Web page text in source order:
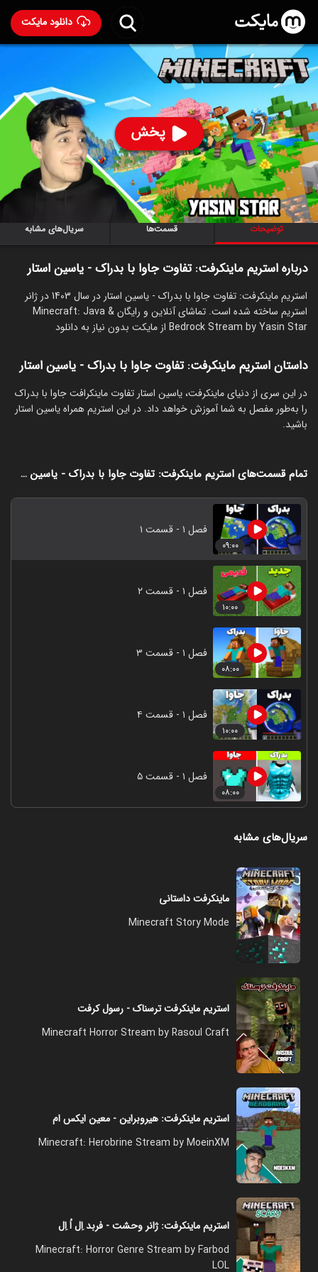
دانلود مایکت
پخش
استریم ماینکرفت: تفاوت جاوا با بدراک - یاسین استار
1403
۷۳ 67 % یاسین استار
ساخت ایران سال 1403
رده سنی ۱۳+
استریم
توضیحات قسمت‌ها سریال‌های مشابه
درباره استریم ماینکرفت: تفاوت جاوا با بدراک - یاسین استار
استریم ماینکرفت: تفاوت جاوا با بدراک - یاسین استار در سال 1403 در ژانر
استریم ساخته شده است. تماشای آنلاین و رایگان Minecraft: Java &
Bedrock Stream by Yasin Star از مایکت بدون نیاز به دانلود
داستان استریم ماینکرفت: تفاوت جاوا با بدراک - یاسین استار
‏در این سری از دنیای ماینکرفت، یاسین استار تفاوت ماینکرافت جاوا با بدراک
را به‌طور مفصل به شما آموزش خواهد داد. در این استریم همراه یاسین استار
باشید.
تمام قسمت‌های استریم ماینکرفت: تفاوت جاوا با بدراک - یاسین استار
۰۹:۰۰
فصل ۱ - قسمت ۱
۱۰:۰۰
فصل ۱ - قسمت ۲
۰۸:۰۰
فصل ۱ - قسمت ۳
۱۰:۰۰
فصل ۱ - قسمت ۴
۰۸:۰۰
فصل ۱ - قسمت ۵
سریال‌های مشابه
ماینکرفت داستانی
Minecraft Story Mode
استریم ماینکرفت ترسناک - رسول کرفت
Minecraft Horror Stream by Rasoul Craft
استریم ماینکرفت: هیروبراین - معین ایکس ام
Minecraft: Herobrine Stream by MoeinXM
استریم ماینکرفت: ژانر وحشت - فربد اِل اُ اِل
Minecraft: Horror Genre Stream by Farbod
LOL